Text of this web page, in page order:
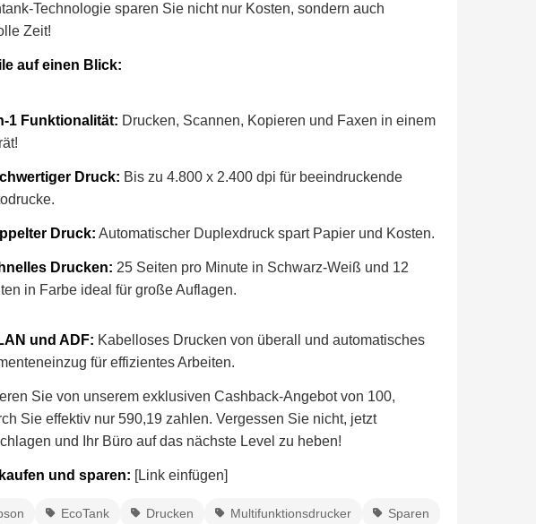
Technologie sparen Sie nicht nur Kosten, sondern auch
Zeit!
auf einen Blick:
1 Funktionalität: Drucken, Scannen, Kopieren und Faxen in einem
Druck: Bis zu 4.800 x 2.400 dpi für beeindruckende
Druck: Automatischer Duplexdruck spart Papier und Kosten.
Drucken: 25 Seiten pro Minute in Schwarz-Weiß und 12
in Farbe ideal für große Auflagen.
und ADF: Kabelloses Drucken von überall und automatisches
für effizientes Arbeiten.
Sie von unserem exklusiven Cashback-Angebot von 100,
Sie effektiv nur 590,19 zahlen. Vergessen Sie nicht, jetzt
und Ihr Büro auf das nächste Level zu heben!
und sparen: [Link einfügen]
EcoTank Drucken Multifunktionsdrucker Sparen